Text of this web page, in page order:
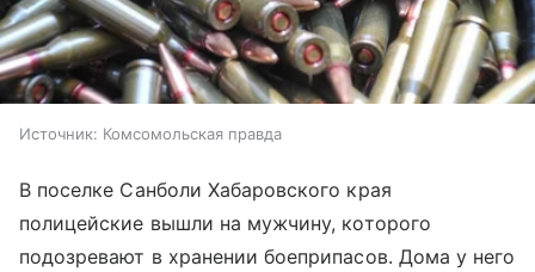
Источник: Комсомольская правда
В поселке Санболи Хабаровского края
полицейские вышли на мужчину, которого
подозревают в хранении боеприпасов. Дома у него